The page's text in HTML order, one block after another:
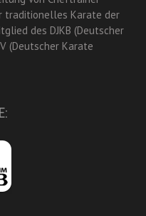
traditionelles Karate der
des DJKB (Deutscher
(Deutscher Karate